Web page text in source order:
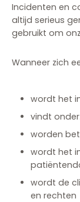
Incidenten en
altijd serieus
gebruikt om
Wanneer zich
wordt het
vindt
worden
wordt het
wordt de
en rechten